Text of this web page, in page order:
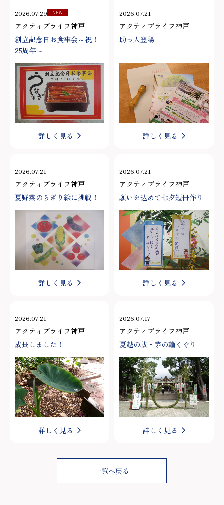
2026.07.29 NEW
アクティブライフ神戸
創立記念日お食事会～祝！
25周年～
詳しく見る
2026.07.21
アクティブライフ神戸
助っ人登場
詳しく見る
2026.07.21
アクティブライフ神戸
夏野菜のちぎり絵に挑戦！
詳しく見る
2026.07.21
アクティブライフ神戸
願いを込めて七夕短冊作り
詳しく見る
2026.07.21
アクティブライフ神戸
成長しました！
詳しく見る
2026.07.17
アクティブライフ神戸
夏越の祓・茅の輪くぐり
詳しく見る
一覧へ戻る